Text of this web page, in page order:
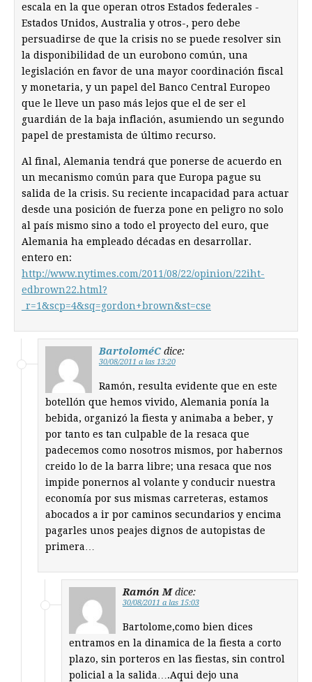
escala en la que operan otros Estados federales -
Estados Unidos, Australia y otros-, pero debe
persuadirse de que la crisis no se puede resolver sin
la disponibilidad de un eurobono común, una
legislación en favor de una mayor coordinación fiscal
y monetaria, y un papel del Banco Central Europeo
que le lleve un paso más lejos que el de ser el
guardián de la baja inflación, asumiendo un segundo
papel de prestamista de último recurso.
Al final, Alemania tendrá que ponerse de acuerdo en
un mecanismo común para que Europa pague su
salida de la crisis. Su reciente incapacidad para actuar
desde una posición de fuerza pone en peligro no solo
al país mismo sino a todo el proyecto del euro, que
Alemania ha empleado décadas en desarrollar.
entero en:
http://www.nytimes.com/2011/08/22/opinion/22iht-
edbrown22.html?
_r=1&scp=4&sq=gordon+brown&st=cse
BartoloméC dice:
30/08/2011 a las 13:20
Ramón, resulta evidente que en este
botellón que hemos vivido, Alemania ponía la
bebida, organizó la fiesta y animaba a beber, y
por tanto es tan culpable de la resaca que
padecemos como nosotros mismos, por habernos
creido lo de la barra libre; una resaca que nos
impide ponernos al volante y conducir nuestra
economía por sus mismas carreteras, estamos
abocados a ir por caminos secundarios y encima
pagarles unos peajes dignos de autopistas de
primera…
Ramón M dice:
30/08/2011 a las 15:03
Bartolome,como bien dices
entramos en la dinamica de la fiesta a corto
plazo, sin porteros en las fiestas, sin control
policial a la salida….Aqui dejo una